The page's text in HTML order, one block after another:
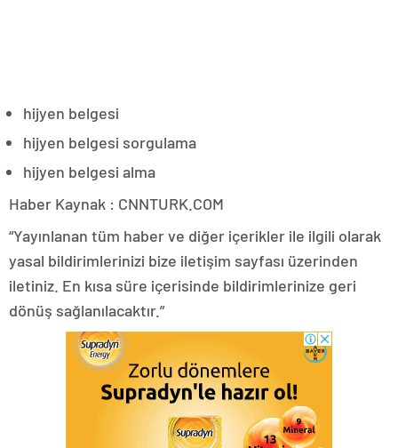
hijyen belgesi
hijyen belgesi sorgulama
hijyen belgesi alma
Haber Kaynak : CNNTURK.COM
“Yayınlanan tüm haber ve diğer içerikler ile ilgili olarak
yasal bildirimlerinizi bize iletişim sayfası üzerinden
iletiniz. En kısa süre içerisinde bildirimlerinize geri
dönüş sağlanılacaktır.”